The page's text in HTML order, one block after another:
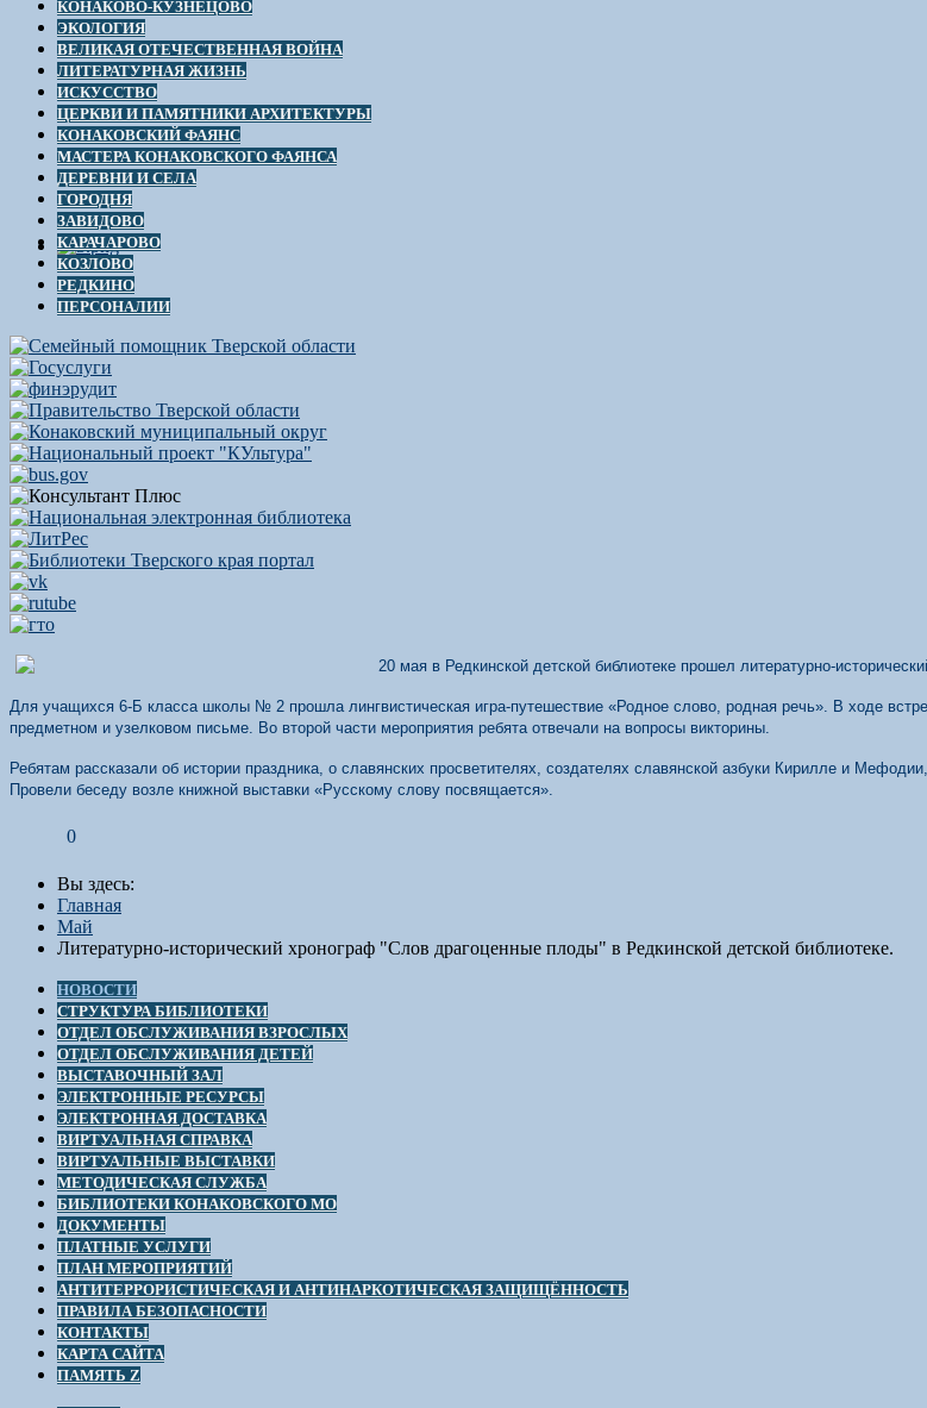
КОНАКОВО-КУЗНЕЦОВО
ЭКОЛОГИЯ
ВЕЛИКАЯ ОТЕЧЕСТВЕННАЯ ВОЙНА
ЛИТЕРАТУРНАЯ ЖИЗНЬ
ИСКУССТВО
ЦЕРКВИ И ПАМЯТНИКИ АРХИТЕКТУРЫ
КОНАКОВСКИЙ ФАЯНС
МАСТЕРА КОНАКОВСКОГО ФАЯНСА
ДЕРЕВНИ И СЕЛА
ГОРОДНЯ
ЗАВИДОВО
КАРАЧАРОВО
КОЗЛОВО
РЕДКИНО
ПЕРСОНАЛИИ
20 мая в Редкинской детской библиотеке прошел литературно-
Для учащихся 6-Б класса школы № 2 прошла лингвистическая игра-путешествие «Родное слово, родная речь». В ходе
предметном и узелковом письме. Во второй части мероприятия ребята отвечали на вопросы викторины.
Ребятам рассказали об истории праздника, о славянских просветителях, создателях славянской азбуки Кирилле и
Провели беседу возле книжной выставки «Русскому слову посвящается».
0
Вы здесь:
Главная
Май
Литературно-исторический хронограф "Слов драгоценные плоды" в Редкинской детской библиотеке.
НОВОСТИ
СТРУКТУРА БИБЛИОТЕКИ
ОТДЕЛ ОБСЛУЖИВАНИЯ ВЗРОСЛЫХ
ОТДЕЛ ОБСЛУЖИВАНИЯ ДЕТЕЙ
ВЫСТАВОЧНЫЙ ЗАЛ
ЭЛЕКТРОННЫЕ РЕСУРСЫ
ЭЛЕКТРОННАЯ ДОСТАВКА
ВИРТУАЛЬНАЯ СПРАВКА
ВИРТУАЛЬНЫЕ ВЫСТАВКИ
МЕТОДИЧЕСКАЯ СЛУЖБА
БИБЛИОТЕКИ КОНАКОВСКОГО МО
ДОКУМЕНТЫ
ПЛАТНЫЕ УСЛУГИ
ПЛАН МЕРОПРИЯТИЙ
АНТИТЕРРОРИСТИЧЕСКАЯ И АНТИНАРКОТИЧЕСКАЯ ЗАЩИЩЁННОСТЬ
ПРАВИЛА БЕЗОПАСНОСТИ
КОНТАКТЫ
КАРТА САЙТА
ПАМЯТЬ Z